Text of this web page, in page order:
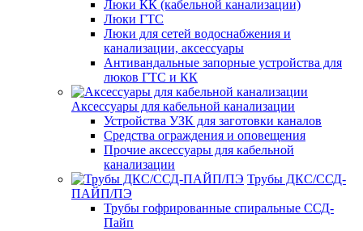
Люки КК (кабельной канализации)
Люки ГТС
Люки для сетей водоснабжения и
канализации, аксессуары
Антивандальные запорные устройства для
люков ГТС и КК
Аксессуары для кабельной канализации
Устройства УЗК для заготовки каналов
Средства ограждения и оповещения
Прочие аксессуары для кабельной
канализации
Трубы ДКС/ССД-
ПАЙП/ПЭ
Трубы гофрированные спиральные ССД-
Пайп